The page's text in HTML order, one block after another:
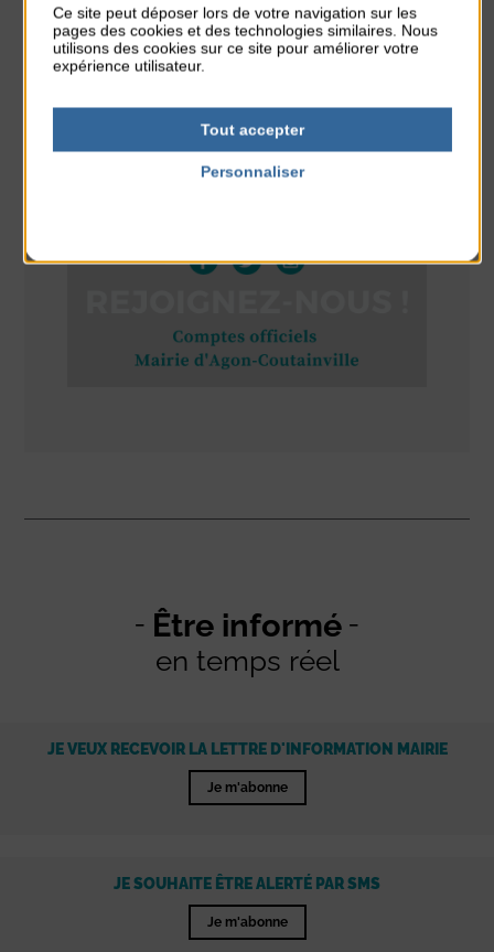
Concert
du 9 Août au 9 Août
Être informé
en temps réel
JE VEUX RECEVOIR LA LETTRE D'INFORMATION MAIRIE
Je m'abonne
JE SOUHAITE ÊTRE ALERTÉ PAR SMS
Je m'abonne
Ce site peut déposer lors de votre navigation sur les
pages des cookies et des technologies similaires. Nous
utilisons des cookies sur ce site pour améliorer votre
expérience utilisateur.
Tout accepter
Personnaliser